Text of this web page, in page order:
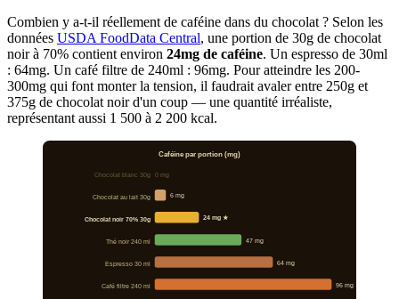
Combien y a-t-il réellement de caféine dans du chocolat ? Selon les
données USDA FoodData Central, une portion de 30g de chocolat
noir à 70% contient environ 24mg de caféine. Un espresso de 30ml
: 64mg. Un café filtre de 240ml : 96mg. Pour atteindre les 200-
300mg qui font monter la tension, il faudrait avaler entre 250g et
375g de chocolat noir d'un coup — une quantité irréaliste,
représentant aussi 1 500 à 2 200 kcal.
Caféine par portion (mg)
Chocolat blanc 30g 0 mg
Chocolat au lait 30g 6 mg
Chocolat noir 70% 30g 24 mg ★
Thé noir 240 ml 47 mg
Espresso 30 ml 64 mg
Café filtre 240 ml 96 mg